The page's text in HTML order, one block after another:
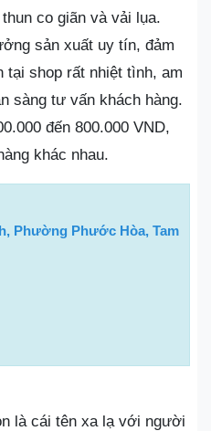
co giãn và vải lụa.
sản xuất uy tín, đảm
tại shop rất nhiệt tình, am
sàng tư vấn khách hàng.
đến 800.000 VND,
khác nhau.
Phường Phước Hòa, Tam
là cái tên xa lạ với người